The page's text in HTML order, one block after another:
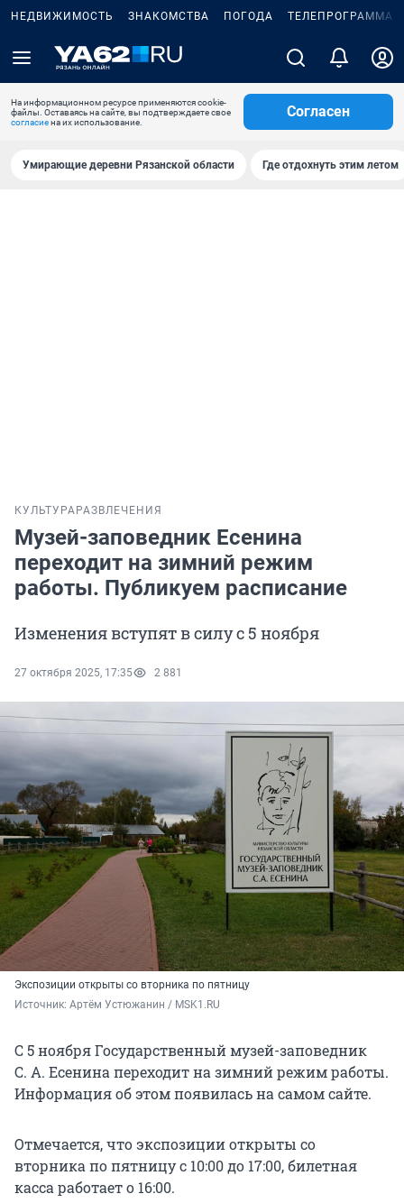
НЕДВИЖИМОСТЬ ЗНАКОМСТВА ПОГОДА ТЕЛЕПРОГРАММА
На информационном ресурсе применяются cookie-
файлы. Оставаясь на сайте, вы подтверждаете свое
согласиена их использование.
Согласен
Умирающие деревни Рязанской области Где отдохнуть этим летом
КУЛЬТУРА РАЗВЛЕЧЕНИЯ
Музей-заповедник Есенина
переходит на зимний режим
работы. Публикуем расписание
Изменения вступят в силу с 5 ноября
27 октября 2025, 17:35 2 881
Экспозиции открыты со вторника по пятницу
Источник: Артём Устюжанин / MSK1.RU
С 5 ноября Государственный музей-заповедник
С. А. Есенина переходит на зимний режим работы.
Информация об этом появилась на самом сайте.
Отмечается, что экспозиции открыты со
вторника по пятницу с 10:00 до 17:00, билетная
касса работает о 16:00.